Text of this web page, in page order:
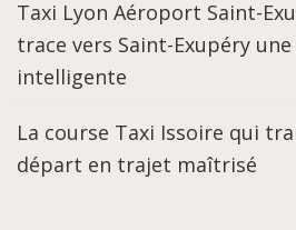
Taxi Lyon Aéroport Saint-
trace vers Saint-Exupéry
intelligente
La course Taxi Issoire qui
départ en trajet maîtrisé